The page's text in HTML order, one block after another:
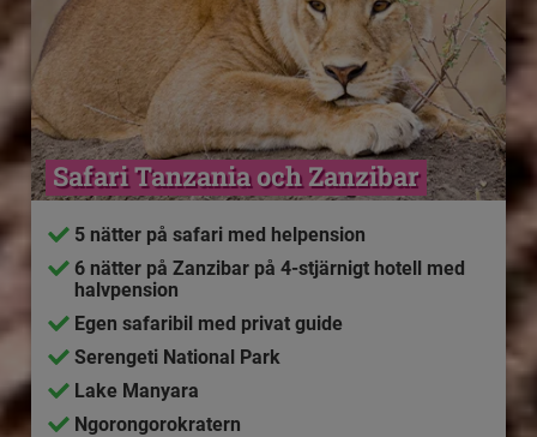
Safari Tanzania och Zanzibar
5 nätter på safari med helpension
6 nätter på Zanzibar på 4-stjärnigt hotell med
halvpension
Egen safaribil med privat guide
Serengeti National Park
Lake Manyara
Ngorongorokratern